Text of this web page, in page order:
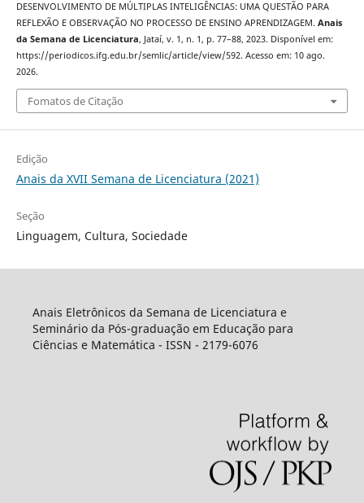
DESENVOLVIMENTO DE MÚLTIPLAS INTELIGÊNCIAS: UMA QUESTÃO PARA
REFLEXÃO E OBSERVAÇÃO NO PROCESSO DE ENSINO APRENDIZAGEM. Anais
da Semana de Licenciatura, Jataí, v. 1, n. 1, p. 77–88, 2023. Disponível em:
https://periodicos.ifg.edu.br/semlic/article/view/592. Acesso em: 10 ago.
2026.
Fomatos de Citação
Edição
Anais da XVII Semana de Licenciatura (2021)
Seção
Linguagem, Cultura, Sociedade
Anais Eletrônicos da Semana de Licenciatura e
Seminário da Pós-graduação em Educação para
Ciências e Matemática - ISSN - 2179-6076